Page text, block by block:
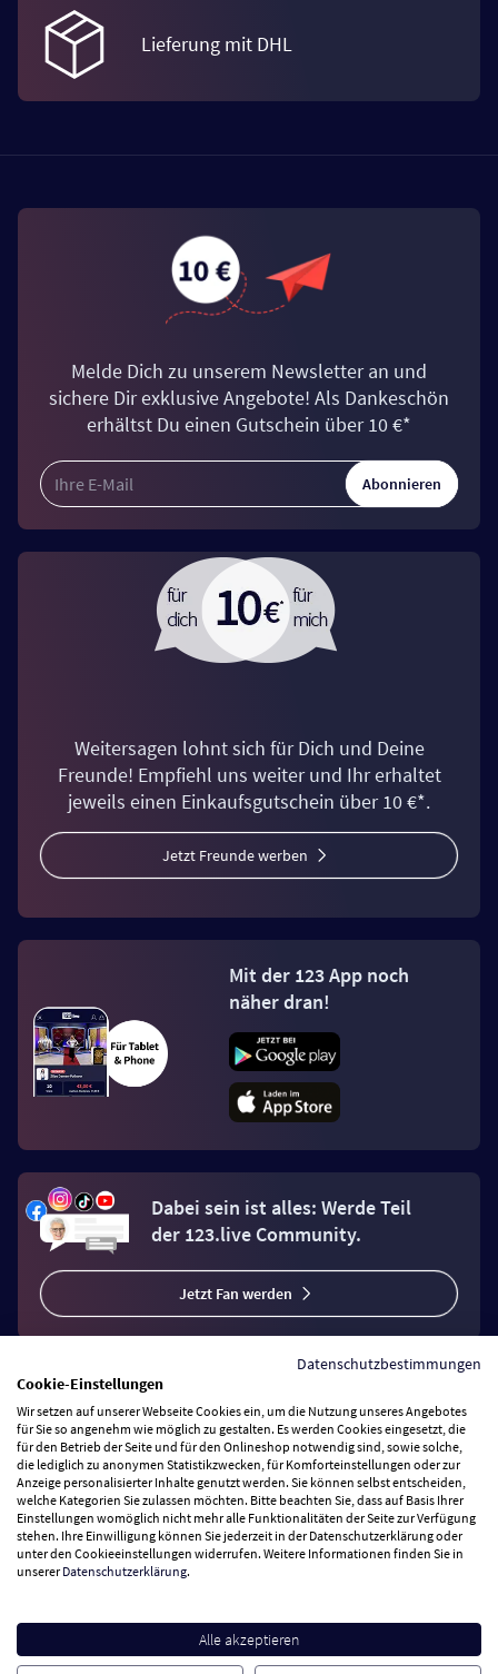
Lieferung mit DHL
Melde Dich zu unserem Newsletter an und
sichere Dir exklusive Angebote! Als Dankeschön
erhältst Du einen Gutschein über 10 €*
Abonnieren
Weitersagen lohnt sich für Dich und Deine
Freunde! Empfiehl uns weiter und Ihr erhaltet
jeweils einen Einkaufsgutschein über 10 €*.
Jetzt Freunde werben
Mit der 123 App noch
näher dran!
Dabei sein ist alles: Werde Teil
der 123.live Community.
Jetzt Fan werden
Vertrag widerrufen
Zahlungsarten
Wir versenden mit
Besuchen Sie uns
Datenschutzbestimmungen
Cookie-Einstellungen
Wir setzen auf unserer Webseite Cookies ein, um die Nutzung unseres Angebotes
für Sie so angenehm wie möglich zu gestalten. Es werden Cookies eingesetzt, die
für den Betrieb der Seite und für den Onlineshop notwendig sind, sowie solche,
die lediglich zu anonymen Statistikzwecken, für Komforteinstellungen oder zur
Anzeige personalisierter Inhalte genutzt werden. Sie können selbst entscheiden,
welche Kategorien Sie zulassen möchten. Bitte beachten Sie, dass auf Basis Ihrer
Einstellungen womöglich nicht mehr alle Funktionalitäten der Seite zur Verfügung
stehen. Ihre Einwilligung können Sie jederzeit in der Datenschutzerklärung oder
unter den Cookieeinstellungen widerrufen. Weitere Informationen finden Sie in
unsererDatenschutzerklärung.
Alle akzeptieren